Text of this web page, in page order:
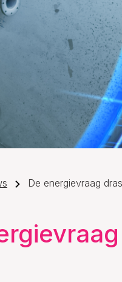
De energievraag